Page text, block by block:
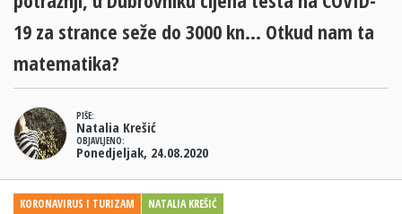
19 za strance seže do 3000 kn... Otkud nam ta
matematika?
PIŠE:
Natalia Krešić
OBJAVLJENO:
Ponedjeljak, 24.08.2020
KORONAVIRUS I TURIZAM NATALIA KREŠIĆ